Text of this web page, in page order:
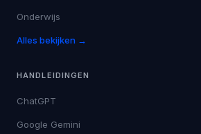
Onderwijs
Alles bekijken →
HANDLEIDINGEN
ChatGPT
Google Gemini